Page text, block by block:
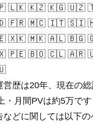
🇱🇰 🇰🇿 🇰🇬 🇺🇿
🇫🇷 🇲🇨 🇮🇹 🇸🇮
🇽🇰 🇲🇰 🇦🇱 🇧🇬
🇵🇪 🇧🇴 🇨🇱 🇦🇷
営歴は20年、現在の
・月間PVは約5万です
などに関しては以下の